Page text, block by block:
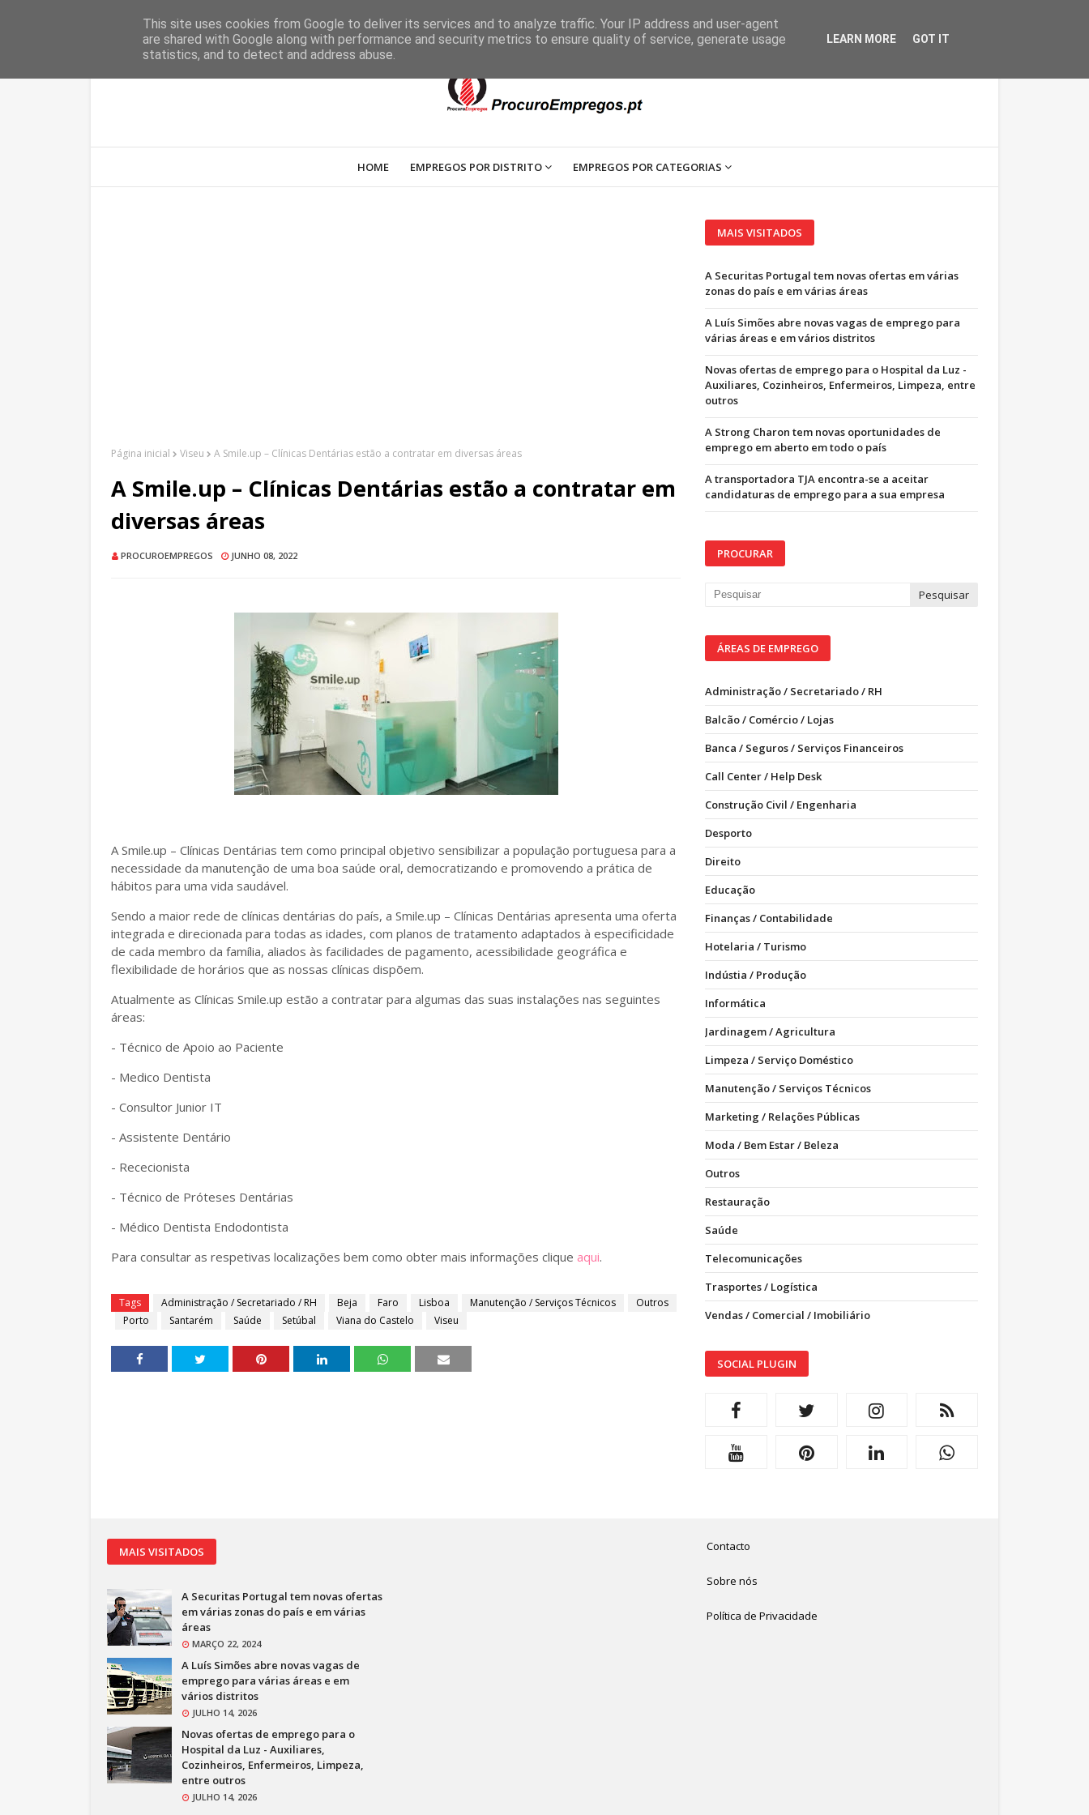
HOME EMPREGOS POR DISTRITO EMPREGOS POR CATEGORIAS
Página inicial Viseu A Smile.up – Clínicas Dentárias estão a contratar em diversas áreas
A Smile.up – Clínicas Dentárias estão a contratar em
diversas áreas
PROCUROEMPREGOS JUNHO 08, 2022
A Smile.up – Clínicas Dentárias tem como principal objetivo sensibilizar a população portuguesa para a
necessidade da manutenção de uma boa saúde oral, democratizando e promovendo a prática de
hábitos para uma vida saudável.
Sendo a maior rede de clínicas dentárias do país, a Smile.up – Clínicas Dentárias apresenta uma oferta
integrada e direcionada para todas as idades, com planos de tratamento adaptados à especificidade
de cada membro da família, aliados às facilidades de pagamento, acessibilidade geográfica e
flexibilidade de horários que as nossas clínicas dispõem.
Atualmente as Clínicas Smile.up estão a contratar para algumas das suas instalações nas seguintes
áreas:
- Técnico de Apoio ao Paciente
- Medico Dentista
- Consultor Junior IT
- Assistente Dentário
- Rececionista
- Técnico de Próteses Dentárias
- Médico Dentista Endodontista
Para consultar as respetivas localizações bem como obter mais informações clique aqui.
Tags Administração / Secretariado / RH Beja Faro Lisboa Manutenção / Serviços Técnicos
Outros
Porto
Santarém Saúde Setúbal Viana do Castelo Viseu
MAIS VISITADOS
A Securitas Portugal tem novas ofertas em várias
zonas do país e em várias áreas
A Luís Simões abre novas vagas de emprego para
várias áreas e em vários distritos
Novas ofertas de emprego para o Hospital da Luz -
Auxiliares, Cozinheiros, Enfermeiros, Limpeza, entre
outros
A Strong Charon tem novas oportunidades de
emprego em aberto em todo o país
A transportadora TJA encontra-se a aceitar
candidaturas de emprego para a sua empresa
PROCURAR
ÁREAS DE EMPREGO
Administração / Secretariado / RH
Balcão / Comércio / Lojas
Banca / Seguros / Serviços Financeiros
Call Center / Help Desk
Construção Civil / Engenharia
Desporto
Direito
Educação
Finanças / Contabilidade
Hotelaria / Turismo
Indústia / Produção
Informática
Jardinagem / Agricultura
Limpeza / Serviço Doméstico
Manutenção / Serviços Técnicos
Marketing / Relações Públicas
Moda / Bem Estar / Beleza
Outros
Restauração
Saúde
Telecomunicações
Trasportes / Logística
Vendas / Comercial / Imobiliário
SOCIAL PLUGIN
MAIS VISITADOS
A Securitas Portugal tem novas ofertas
em várias zonas do país e em várias
áreas
MARÇO 22, 2024
A Luís Simões abre novas vagas de
emprego para várias áreas e em
vários distritos
JULHO 14, 2026
Novas ofertas de emprego para o
Hospital da Luz - Auxiliares,
Cozinheiros, Enfermeiros, Limpeza,
entre outros
JULHO 14, 2026
Contacto
Sobre nós
Política de Privacidade
This site uses cookies from Google to deliver its services and to analyze traffic. Your IP address and user-agent
are shared with Google along with performance and security metrics to ensure quality of service, generate usage
statistics, and to detect and address abuse.
LEARN MORE GOT IT